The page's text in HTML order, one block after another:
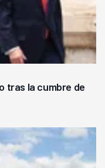
tras la cumbre de